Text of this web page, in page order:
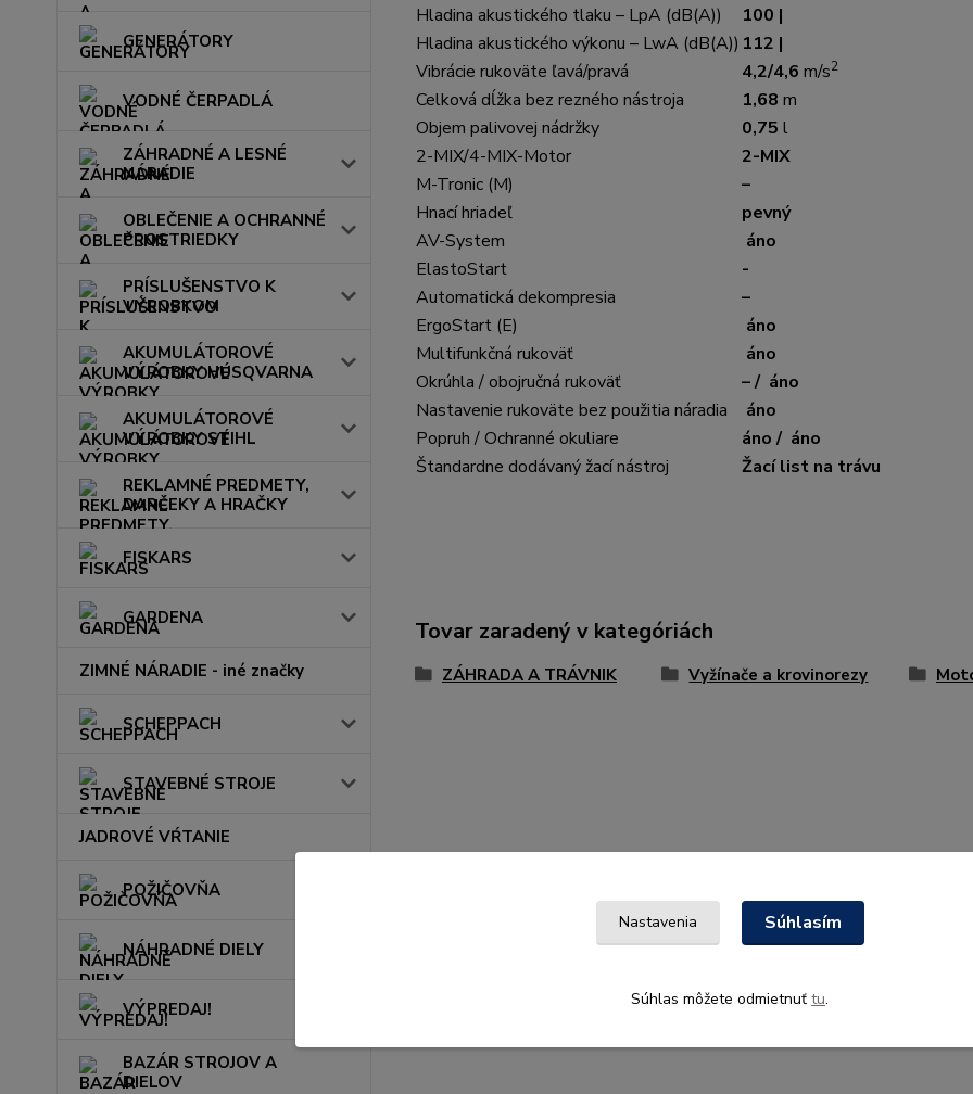
GENERÁTORY
VODNÉ ČERPADLÁ
ZÁHRADNÉ A LESNÉ
NÁRADIE
OBLEČENIE A OCHRANNÉ
PROSTRIEDKY
PRÍSLUŠENSTVO K
VÝROBKOM
AKUMULÁTOROVÉ
VÝROBKY HUSQVARNA
AKUMULÁTOROVÉ
VÝROBKY STIHL
REKLAMNÉ PREDMETY,
DARČEKY A HRAČKY
FISKARS
GARDENA
ZIMNÉ NÁRADIE - iné značky
SCHEPPACH
STAVEBNÉ STROJE
JADROVÉ VŔTANIE
POŽIČOVŇA
NÁHRADNÉ DIELY
VÝPREDAJ!
BAZÁR STROJOV A
DIELOV
Hladina akustického tlaku – LpA (dB(A))
100 |
Hladina akustického výkonu – LwA (dB(A)) 112 |
Vibrácie rukoväte ľavá/pravá
4,2/4,6 m/s2
Celková dĺžka bez rezného nástroja 1,68 m
Objem palivovej nádržky
0,75 l
2-MIX/4-MIX-Motor
2-MIX
M-Tronic (M)
–
Hnací hriadeľ
pevný
AV-System
áno
ElastoStart
-
Automatická dekompresia
–
ErgoStart (E)
áno
Multifunkčná rukoväť
áno
Okrúhla / obojručná rukoväť
– / áno
Nastavenie rukoväte bez použitia náradia
áno
Popruh / Ochranné okuliare
áno / áno
Štandardne dodávaný žací nástroj
Žací list na trávu
Tovar zaradený v kategóriách
ZÁHRADA A TRÁVNIK Vyžínače a krovinorezy
Nastavenia Súhlasím
Súhlas môžete odmietnuť tu.